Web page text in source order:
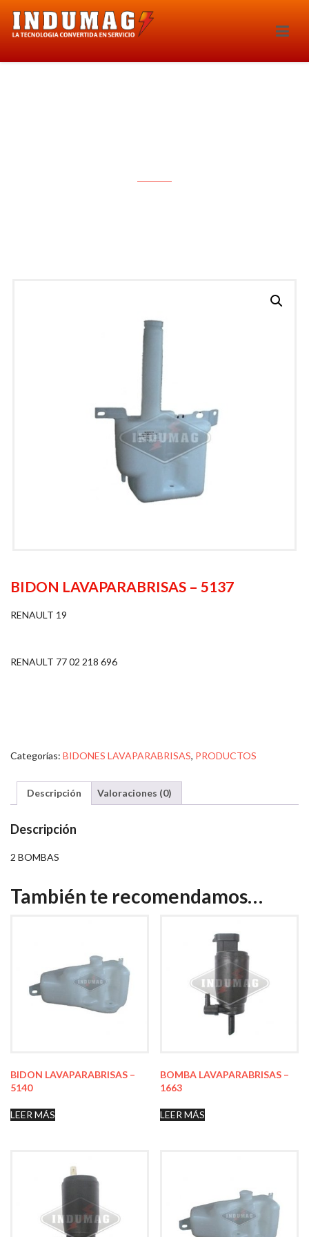
BIDON LAVAPARABRISAS – 5137
RENAULT 19
RENAULT 77 02 218 696
Categorías: BIDONES LAVAPARABRISAS, PRODUCTOS
Descripción Valoraciones (0)
Descripción
2 BOMBAS
También te recomendamos…
BIDON LAVAPARABRISAS –
5140
LEER MÁS
BOMBA LAVAPARABRISAS –
1663
LEER MÁS